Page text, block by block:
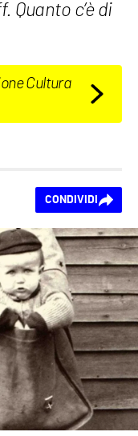
Quanto c’è di
Cultura
CONDIVIDI